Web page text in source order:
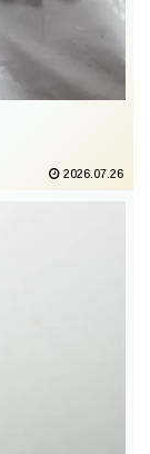
2026.07.26